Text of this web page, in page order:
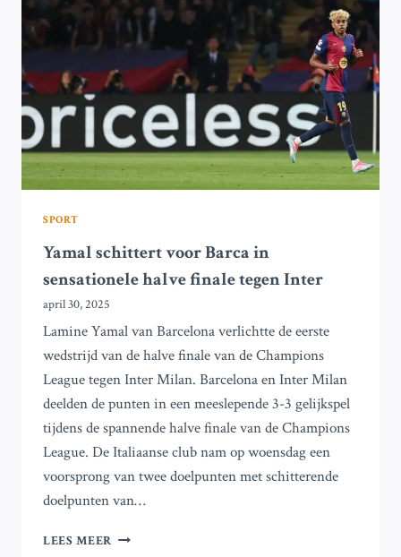
VOOR
DE
HALVE
FINALE
TUSSEN
BARCELONA
EN
INTER
SPORT
Yamal schittert voor Barca in
sensationele halve finale tegen Inter
april 30, 2025
Lamine Yamal van Barcelona verlichtte de eerste
wedstrijd van de halve finale van de Champions
League tegen Inter Milan. Barcelona en Inter Milan
deelden de punten in een meeslepende 3-3 gelijkspel
tijdens de spannende halve finale van de Champions
League. De Italiaanse club nam op woensdag een
voorsprong van twee doelpunten met schitterende
doelpunten van…
LEES MEER YAMAL